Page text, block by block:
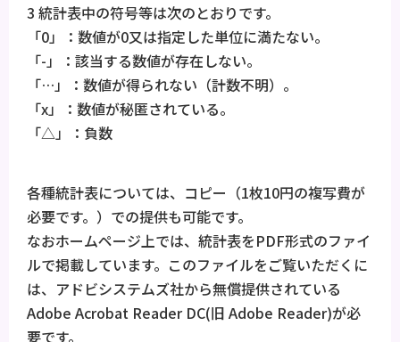
3 統計表中の符号等は次のとおりです。
「0」：数値が0又は指定した単位に満たない。
「-」：該当する数値が存在しない。
「…」：数値が得られない（計数不明）。
「x」：数値が秘匿されている。
「△」：負数
各種統計表については、コピー（1枚10円の複写費が
必要です。）での提供も可能です。
なおホームページ上では、統計表をPDF形式のファイ
ルで掲載しています。このファイルをご覧いただくに
は、アドビシステムズ社から無償提供されている
Adobe Acrobat Reader DC(旧 Adobe Reader)が必
要です。